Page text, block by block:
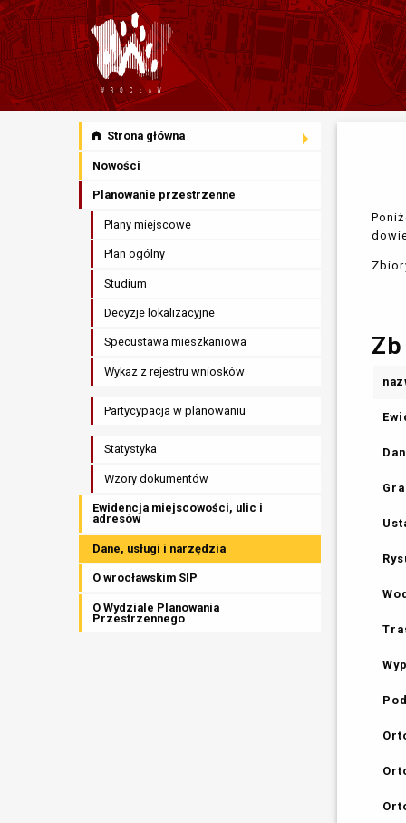
Strona główna
Nowości
Planowanie przestrzenne
Plany miejscowe
Plan ogólny
Studium
Decyzje lokalizacyjne
Specustawa mieszkaniowa
Wykaz z rejestru wniosków
Partycypacja w planowaniu
Statystyka
Wzory dokumentów
Ewidencja miejscowości, ulic i
adresów
Dane, usługi i narzędzia
O wrocławskim SIP
O Wydziale Planowania
Przestrzennego